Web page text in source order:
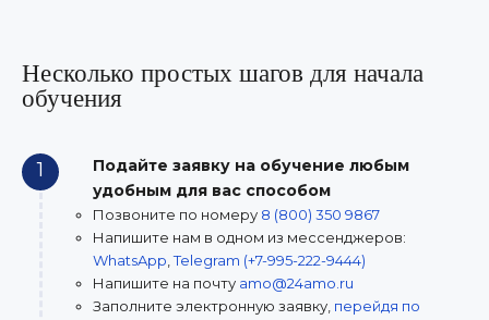
Несколько простых шагов для начала
обучения
1
Подайте заявку на обучение любым
удобным для вас способом
Позвоните по номеру 8 (800) 350 9867
Напишите нам в одном из мессенджеров:
WhatsApp ,Telegram (+7-995-222-9444)
Напишите на почту amo@24amo.ru
Заполните электронную заявку, перейдя по